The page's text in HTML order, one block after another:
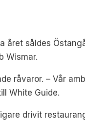
året såldes
Wismar.
råvaror. – Vår
White Guide.
drivit